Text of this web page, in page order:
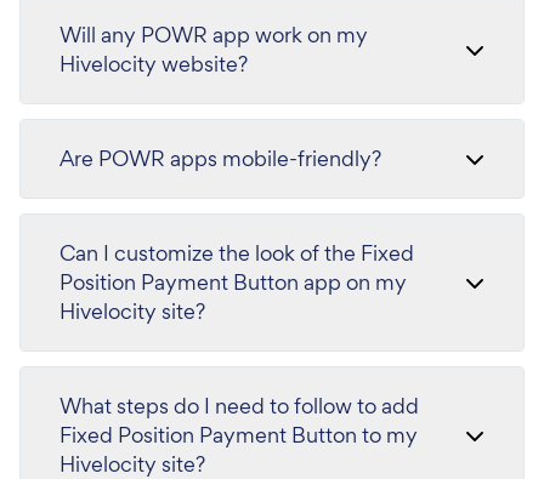
Will any POWR app work on my
Hivelocity website?
Are POWR apps mobile-friendly?
Can I customize the look of the Fixed
Position Payment Button app on my
Hivelocity site?
What steps do I need to follow to add
Fixed Position Payment Button to my
Hivelocity site?